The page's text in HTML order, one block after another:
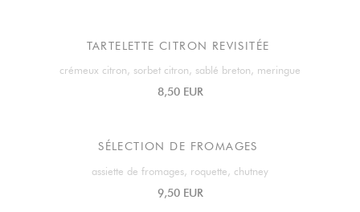
TARTELETTE CITRON REVISITÉE
crémeux citron, sorbet citron, sablé breton, meringue
8,50 EUR
SÉLECTION DE FROMAGES
assiette de fromages, roquette, chutney
9,50 EUR